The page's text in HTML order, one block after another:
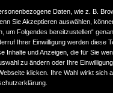
Daten, wie z. B.
Sie Akzeptieren auswählen,
um Folgendes bereitzustellen“
Ihrer Einwilligung werden diese
Inhalte und Anzeigen, die für Sie
zu ändern oder Ihre
klicken. Ihre Wahl wirkt sich